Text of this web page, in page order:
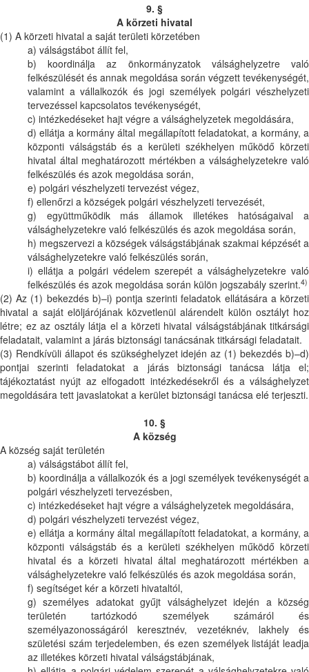
9. §
A körzeti hivatal
(1) A körzeti hivatal a saját területi körzetében
a) válságstábot állít fel,
b) koordinálja az önkormányzatok válsághelyzetre való
felkészülését és annak megoldása során végzett tevékenységét,
valamint a vállalkozók és jogi személyek polgári vészhelyzeti
tervezéssel kapcsolatos tevékenységét,
c) intézkedéseket hajt végre a válsághelyzetek megoldására,
d) ellátja a kormány által megállapított feladatokat, a kormány, a
központi válságstáb és a kerületi székhelyen működő körzeti
hivatal által meghatározott mértékben a válsághelyzetekre való
felkészülés és azok megoldása során,
e) polgári vészhelyzeti tervezést végez,
f) ellenőrzi a községek polgári vészhelyzeti tervezését,
g) együttműködik más államok illetékes hatóságaival a
válsághelyzetekre való felkészülés és azok megoldása során,
h) megszervezi a községek válságstábjának szakmai képzését a
válsághelyzetekre való felkészülés során,
i) ellátja a polgári védelem szerepét a válsághelyzetekre való
felkészülés és azok megoldása során külön jogszabály szerint.4)
(2) Az (1) bekezdés b)–i) pontja szerinti feladatok ellátására a körzeti
hivatal a saját elöljárójának közvetlenül alárendelt külön osztályt hoz
létre; ez az osztály látja el a körzeti hivatal válságstábjának titkársági
feladatait, valamint a járás biztonsági tanácsának titkársági feladatait.
(3) Rendkívüli állapot és szükséghelyzet idején az (1) bekezdés b)–d)
pontjai szerinti feladatokat a járás biztonsági tanácsa látja el;
tájékoztatást nyújt az elfogadott intézkedésekről és a válsághelyzet
megoldására tett javaslatokat a kerület biztonsági tanácsa elé terjeszti.
10. §
A község
A község saját területén
a) válságstábot állít fel,
b) koordinálja a vállalkozók és a jogi személyek tevékenységét a
polgári vészhelyzeti tervezésben,
c) intézkedéseket hajt végre a válsághelyzetek megoldására,
d) polgári vészhelyzeti tervezést végez,
e) ellátja a kormány által megállapított feladatokat, a kormány, a
központi válságstáb és a kerületi székhelyen működő körzeti
hivatal és a körzeti hivatal által meghatározott mértékben a
válsághelyzetekre való felkészülés és azok megoldása során,
f) segítséget kér a körzeti hivataltól,
g) személyes adatokat gyűjt válsághelyzet idején a község
területén tartózkodó személyek számáról és
személyazonosságáról keresztnév, vezetéknév, lakhely és
születési szám terjedelemben, és ezen személyek listáját leadja
az illetékes körzeti hivatal válságstábjának,